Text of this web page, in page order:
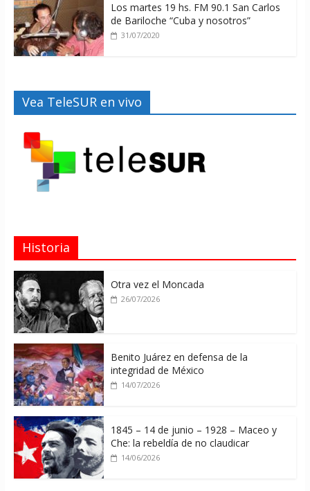
Los martes 19 hs. FM 90.1 San Carlos
de Bariloche “Cuba y nosotros”
31/07/2020
Vea TeleSUR en vivo
Historia
Otra vez el Moncada
26/07/2026
Benito Juárez en defensa de la
integridad de México
14/07/2026
1845 – 14 de junio – 1928 – Maceo y
Che: la rebeldía de no claudicar
14/06/2026